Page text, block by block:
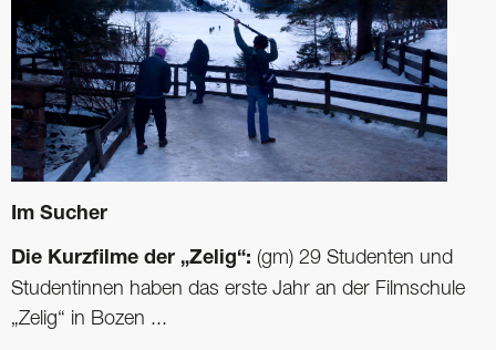
Im Sucher
Die Kurzfilme der „Zelig“: (gm) 29 Studenten und
Studentinnen haben das erste Jahr an der Filmschule
„Zelig“ in Bozen ...